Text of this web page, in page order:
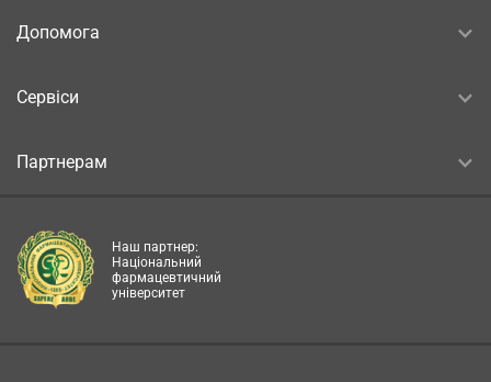
Допомога
Сервіси
Партнерам
Наш партнер:
Національний
фармацевтичний
університет